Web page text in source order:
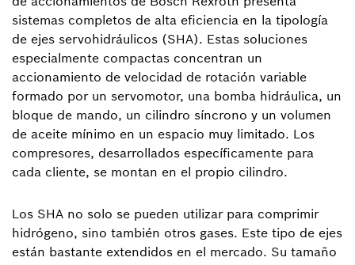
sistemas completos de alta eficiencia en la tipología
de ejes servohidráulicos (SHA). Estas soluciones
especialmente compactas concentran un
accionamiento de velocidad de rotación variable
formado por un servomotor, una bomba hidráulica, un
bloque de mando, un cilindro síncrono y un volumen
de aceite mínimo en un espacio muy limitado. Los
compresores, desarrollados específicamente para
cada cliente, se montan en el propio cilindro.
Los SHA no solo se pueden utilizar para comprimir
hidrógeno, sino también otros gases. Este tipo de ejes
están bastante extendidos en el mercado. Su tamaño